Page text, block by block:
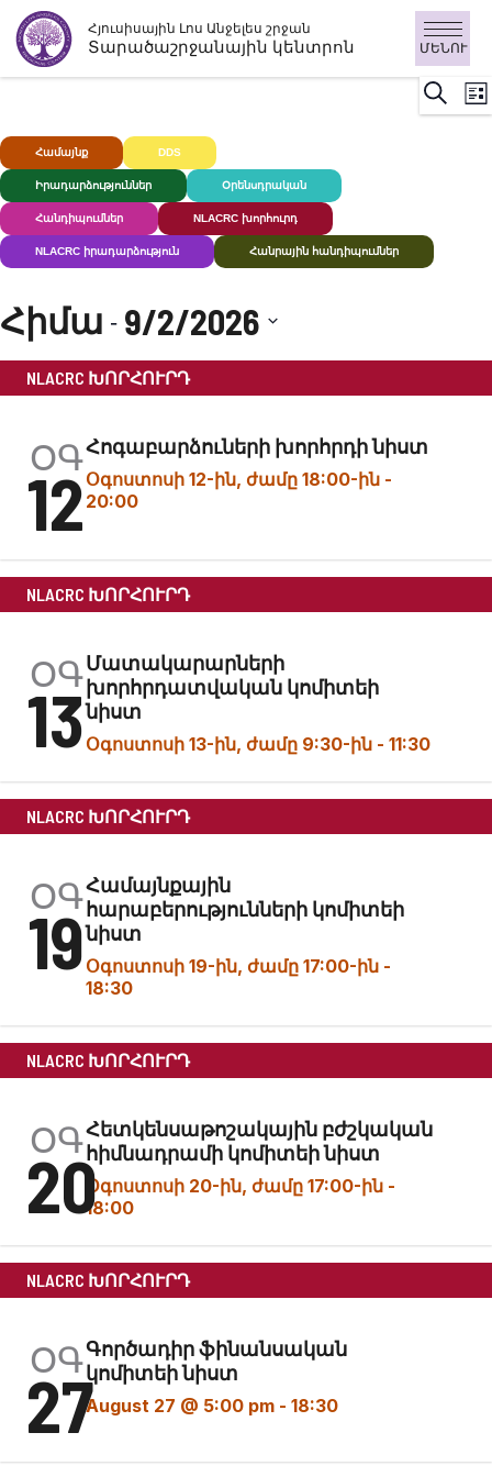
Անցնել
բովանդակությանըՀյուսիսային Լոս Անջելես շրջան
Տարածաշրջանային կենտրոն ՄԵՆՈՒ
Համայնք DDS
Իրադարձություններ Օրենսդրական
Հանդիպումներ NLACRC խորհուրդ
NLACRC իրադարձություն Հանրային հանդիպումներ
Հիմա - 9/2/2026
ամսաթիվը:
NLACRC ԽՈՐՀՈՒՐԴ
ՕԳ
12
Հոգաբարձուների խորհրդի նիստ
Օգոստոսի 12-ին, ժամը 18:00-ին -
20:00
NLACRC ԽՈՐՀՈՒՐԴ
ՕԳ
13
Մատակարարների
խորհրդատվական կոմիտեի
նիստ
Օգոստոսի 13-ին, ժամը 9:30-ին - 11:30
NLACRC ԽՈՐՀՈՒՐԴ
ՕԳ
19
Համայնքային
հարաբերությունների կոմիտեի
նիստ
Օգոստոսի 19-ին, ժամը 17:00-ին -
18:30
NLACRC ԽՈՐՀՈՒՐԴ
ՕԳ
20
Հետկենսաթոշակային բժշկական
հիմնադրամի կոմիտեի նիստ
Օգոստոսի 20-ին, ժամը 17:00-ին -
18:00
NLACRC ԽՈՐՀՈՒՐԴ
ՕԳ
27
Գործադիր ֆինանսական
կոմիտեի նիստ
August 27 @ 5:00 pm - 18:30